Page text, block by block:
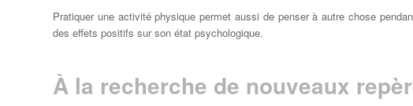
Pratiquer une activité physique permet aussi de penser à autre chose
des effets positifs sur son état psychologique.
À la recherche de nouveaux